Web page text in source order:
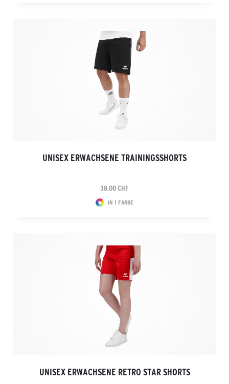
UNISEX ERWACHSENE TRAININGSSHORTS
38.00 CHF
IN 1 FARBE
UNISEX ERWACHSENE RETRO STAR SHORTS